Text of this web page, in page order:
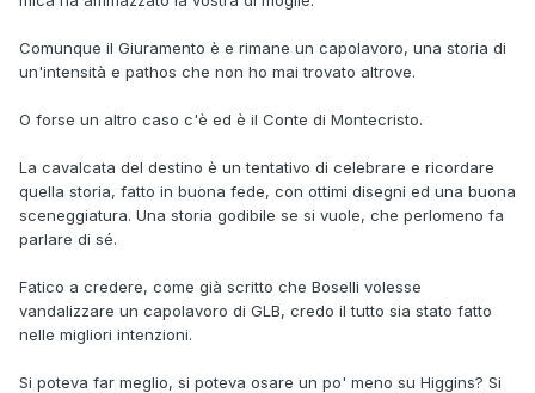
Comunque il Giuramento è e rimane un capolavoro, una storia di
un'intensità e pathos che non ho mai trovato altrove.
O forse un altro caso c'è ed è il Conte di Montecristo.
La cavalcata del destino è un tentativo di celebrare e ricordare
quella storia, fatto in buona fede, con ottimi disegni ed una buona
sceneggiatura. Una storia godibile se si vuole, che perlomeno fa
parlare di sé.
Fatico a credere, come già scritto che Boselli volesse
vandalizzare un capolavoro di GLB, credo il tutto sia stato fatto
nelle migliori intenzioni.
Si poteva far meglio, si poteva osare un po' meno su Higgins? Si